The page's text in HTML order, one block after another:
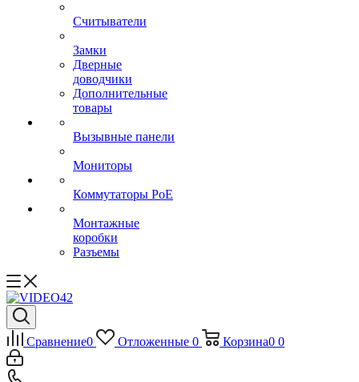
Считыватели
Замки
Дверные
доводчики
Дополнительные
товары
Вызывные панели
Мониторы
Коммутаторы PoE
Монтажные
коробки
Разъемы
Сравнение0 Отложенные 0 Корзина0 0